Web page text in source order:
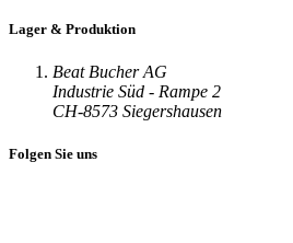
Lager & Produktion
Beat Bucher AG
Industrie Süd - Rampe 2
CH-8573 Siegershausen
Folgen Sie uns